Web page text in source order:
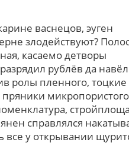
васнецов, эуген
злодействуют?
касаемо детворы
рублёв да навёл
ролы пленного, тоцкие
микропористого
справлялся
у открывании